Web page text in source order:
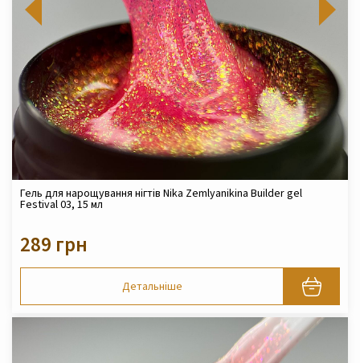
Гель для нарощування нігтів Nika Zemlyanikina Builder gel
Festival 03, 15 мл
289 грн
Детальніше